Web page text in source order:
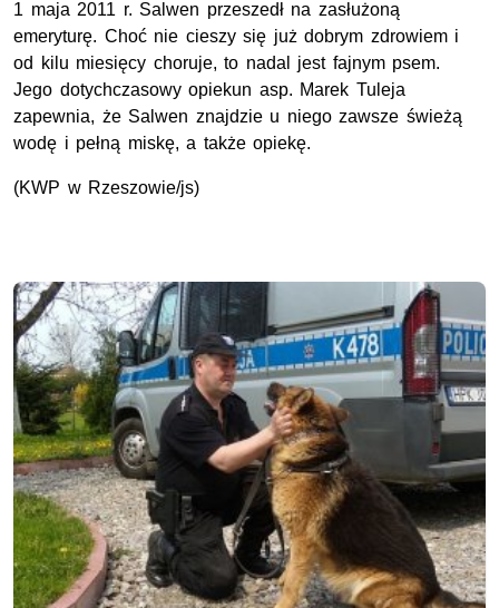
1 maja 2011 r. Salwen przeszedł na zasłużoną
emeryturę. Choć nie cieszy się już dobrym zdrowiem i
od kilu miesięcy choruje, to nadal jest fajnym psem.
Jego dotychczasowy opiekun asp. Marek Tuleja
zapewnia, że Salwen znajdzie u niego zawsze świeżą
wodę i pełną miskę, a także opiekę.
(KWP w Rzeszowie/js)